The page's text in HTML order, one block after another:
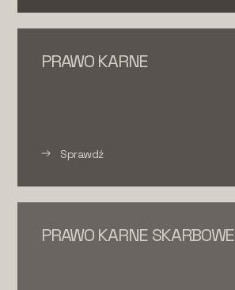
PRAWO KARNE
Sprawdź
PRAWO KARNE SKARBOWE